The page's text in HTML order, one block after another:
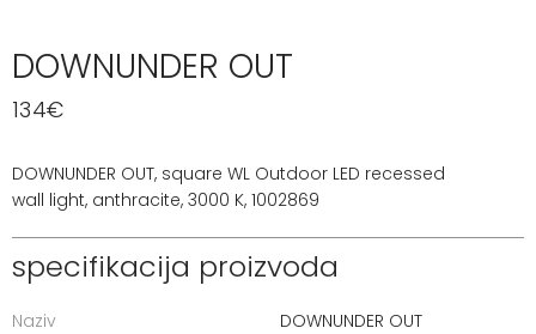
DOWNUNDER OUT
134€
DOWNUNDER OUT, square WL Outdoor LED recessed
wall light, anthracite, 3000 K, 1002869
specifikacija proizvoda
Naziv
DOWNUNDER OUT